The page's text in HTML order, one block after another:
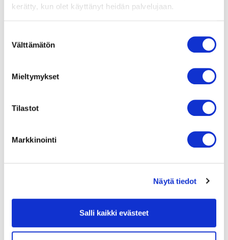
kerätty, kun olet käyttänyt heidän palvelujaan.
valinta
Välttämätön
Mieltymykset
Tilastot
Markkinointi
Näytä tiedot
Salli kaikki evästeet
ebmpapstin
tilassa.
Aerodynaamisista
geometrisista